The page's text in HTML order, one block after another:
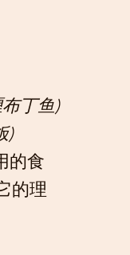
丁鱼)
)
的食
的理